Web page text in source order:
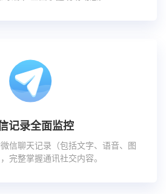
记录全面监控
信聊天记录（包括文字、语音、图
完整掌握通讯社交内容。